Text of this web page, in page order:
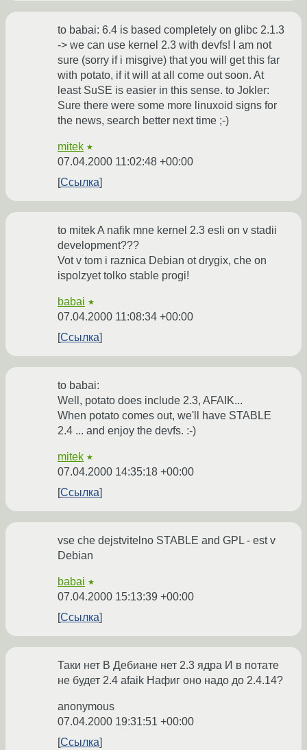
to babai: 6.4 is based completely on glibc 2.1.3
-> we can use kernel 2.3 with devfs! I am not
sure (sorry if i misgive) that you will get this far
with potato, if it will at all come out soon. At
least SuSE is easier in this sense. to Jokler:
Sure there were some more linuxoid signs for
the news, search better next time ;-)
mitek ★
07.04.2000 11:02:48 +00:00
Ссылка
to mitek A nafik mne kernel 2.3 esli on v stadii
development???
Vot v tom i raznica Debian ot drygix, che on
ispolzyet tolko stable progi!
babai ★
07.04.2000 11:08:34 +00:00
Ссылка
to babai:
Well, potato does include 2.3, AFAIK...
When potato comes out, we'll have STABLE
2.4 ... and enjoy the devfs. :-)
mitek ★
07.04.2000 14:35:18 +00:00
Ссылка
vse che dejstvitelno STABLE and GPL - est v
Debian
babai ★
07.04.2000 15:13:39 +00:00
Ссылка
Таки нет В Дебиане нет 2.3 ядра И в потате
не будет 2.4 afaik Нафиг оно надо до 2.4.14?
anonymous
07.04.2000 19:31:51 +00:00
Ссылка